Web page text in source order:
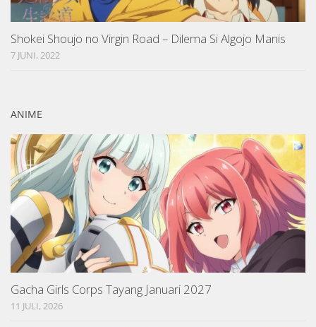
Shokei Shoujo no Virgin Road – Dilema Si Algojo Manis
7 JUNI, 2022
ANIME
Gacha Girls Corps Tayang Januari 2027
11 JULI, 2026